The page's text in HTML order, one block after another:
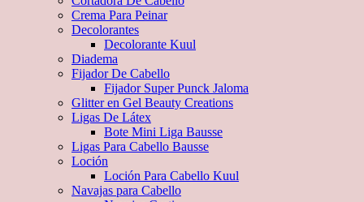
Crema Para Peinar
Decolorantes
Decolorante Kuul
Diadema
Fijador De Cabello
Fijador Super Punck Jaloma
Glitter en Gel Beauty Creations
Ligas De Látex
Bote Mini Liga Bausse
Ligas Para Cabello Bausse
Loción
Loción Para Cabello Kuul
Navajas para Cabello